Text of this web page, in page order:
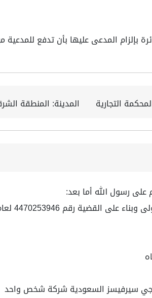
بأن تدفع للمدعية مبلغ وقدرة (670,905) ستمائة وسبعون ألف وتسعمائة
التجارية المدينة: المنطقة
على رسول الله أما بعد:
القضية رقم 4470253946 لعام 1444هـ
سيرفيسز السعودية شركة شخص واحد